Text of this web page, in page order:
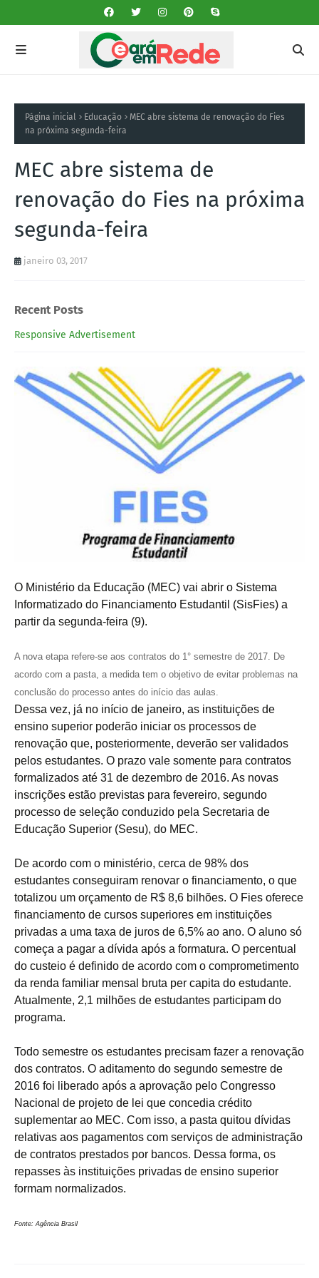
Página inicial Educação
MEC abre sistema de renovação do Fies
na próxima segunda-feira
MEC abre sistema de
renovação do Fies na próxima
segunda-feira
janeiro 03, 2017
Recent Posts
Responsive Advertisement
O Ministério da Educação (MEC) vai abrir o Sistema
Informatizado do Financiamento Estudantil (SisFies) a
partir da segunda-feira (9).
A nova etapa refere-se aos contratos do 1° semestre de 2017. De
acordo com a pasta , a medida tem o objetivo de evitar problemas na
conclusão do processo antes do início das aulas.
Dessa vez, já no início de janeiro, as instituições de
ensino superior poderão iniciar os processos de
renovação que, posteriormente, deverão ser validados
pelos estudantes. O prazo vale somente para contratos
formalizados até 31 de dezembro de 2016. As novas
inscrições estão previstas para fevereiro, segundo
processo de seleção conduzido pela Secretaria de
Educação Superior (Sesu), do MEC.
De acordo com o ministério, cerca de 98% dos
estudantes conseguiram renovar o financiamento, o que
totalizou um orçamento de R$ 8,6 bilhões. O Fies oferece
financiamento de cursos superiores em instituições
privadas a uma taxa de juros de 6,5% ao ano. O aluno só
começa a pagar a dívida após a formatura. O percentual
do custeio é definido de acordo com o comprometimento
da renda familiar mensal bruta per capita do estudante.
Atualmente, 2,1 milhões de estudantes participam do
programa.
Todo semestre os estudantes precisam fazer a renovação
dos contratos. O aditamento do segundo semestre de
2016 foi liberado após a aprovação pelo Congresso
Nacional de projeto de lei que concedia crédito
suplementar ao MEC. Com isso, a pasta quitou dívidas
relativas aos pagamentos com serviços de administração
de contratos prestados por bancos. Dessa forma, os
repasses às instituições privadas de ensino superior
formam normalizados.
Fonte: Agência Brasil